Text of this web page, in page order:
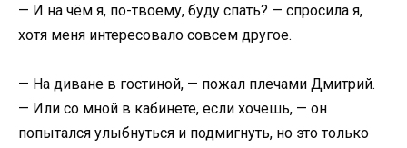
— И на чём я, по-твоему, буду спать? — спросила я,
хотя меня интересовало совсем другое.
— На диване в гостиной, — пожал плечами Дмитрий.
— Или со мной в кабинете, если хочешь, — он
попытался улыбнуться и подмигнуть, но это только